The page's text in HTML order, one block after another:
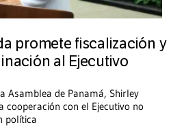
promete fiscalización y
al Ejecutivo
Asamblea de Panamá, Shirley
cooperación con el Ejecutivo no
política